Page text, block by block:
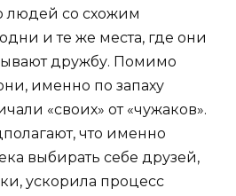
людей со схожим
и те же места, где они
дружбу. Помимо
именно по запаху
«своих» от «чужаков».
что именно
выбирать себе друзей,
ускорила процесс